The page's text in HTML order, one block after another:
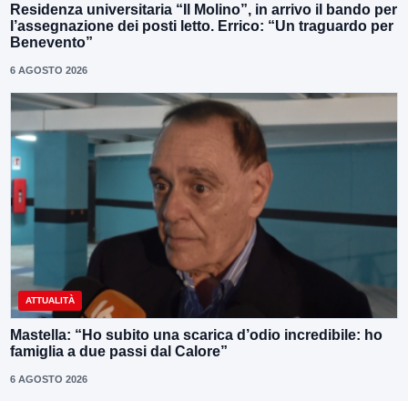
Residenza universitaria “Il Molino”, in arrivo il bando per
l’assegnazione dei posti letto. Errico: “Un traguardo per
Benevento”
6 AGOSTO 2026
ATTUALITÀ
Mastella: “Ho subito una scarica d’odio incredibile: ho
famiglia a due passi dal Calore”
6 AGOSTO 2026